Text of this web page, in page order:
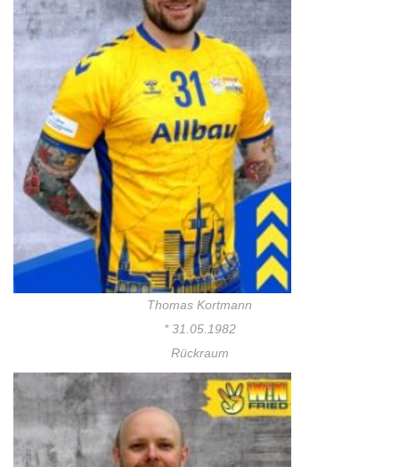
Thomas Kortmann
* 31.05.1982
Rückraum